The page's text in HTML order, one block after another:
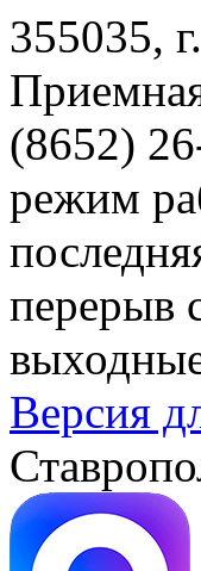
355035,
(8652)
режим
перерыв
Версия